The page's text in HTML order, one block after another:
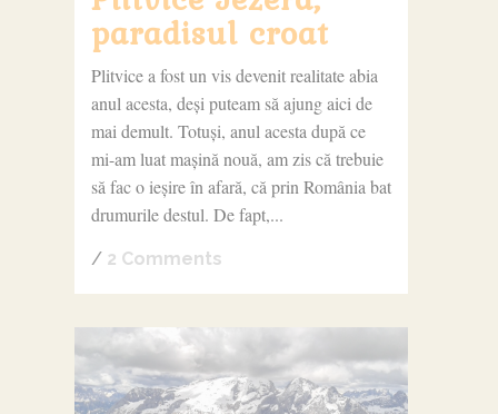
paradisul croat
Plitvice a fost un vis devenit realitate abia
anul acesta, deși puteam să ajung aici de
mai demult. Totuși, anul acesta după ce
mi-am luat mașină nouă, am zis că trebuie
să fac o ieșire în afară, că prin România bat
drumurile destul. De fapt,...
/ 2 Comments